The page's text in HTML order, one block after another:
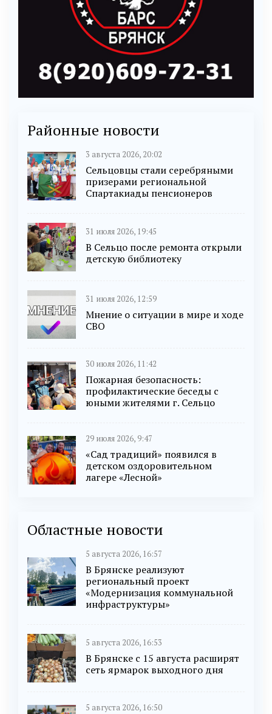
Районные новости
3 августа 2026, 20:02
Сельцовцы стали серебряными
призерами региональной
Спартакиады пенсионеров
31 июля 2026, 19:45
В Сельцо после ремонта открыли
детскую библиотеку
31 июля 2026, 12:59
Мнение о ситуации в мире и ходе
СВО
30 июля 2026, 11:42
Пожарная безопасность:
профилактические беседы с
юными жителями г. Сельцо
29 июля 2026, 9:47
«Сад традиций» появился в
детском оздоровительном
лагере «Лесной»
Областные новости
5 августа 2026, 16:57
В Брянске реализуют
региональный проект
«Модернизация коммунальной
инфраструктуры»
5 августа 2026, 16:53
В Брянске с 15 августа расширят
сеть ярмарок выходного дня
5 августа 2026, 16:50